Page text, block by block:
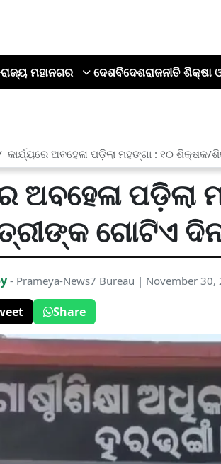
ରାଜ୍ୟ ମହାନଗର ଦେଶବିଦେଶରାଜନୀତି ଶିକ୍ଷା
କାର୍ଯ୍ୟରେ ଅବହେଳା ପଡ଼ିଲା ମହଙ୍ଗା : ୧୦
ଅବହେଳା
ଗୋଟିଏ
- Prameya-News7 Bureau | November 30,
Share